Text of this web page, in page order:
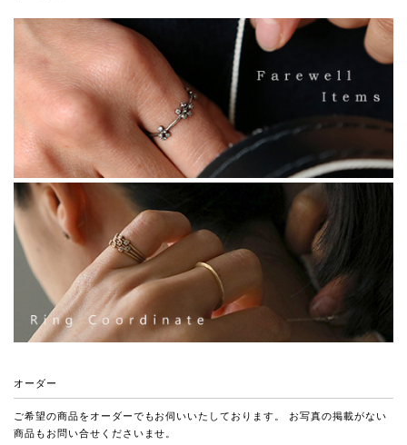
オーダー
ご希望の商品をオーダーでもお伺いいたしております。 お写真の掲載がない
商品もお問い合せくださいませ。